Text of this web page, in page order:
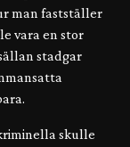
man fastställer
vara en stor
stadgar
skulle